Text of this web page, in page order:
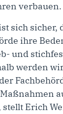
verbauen.
sich sicher,
ihre
und
werden
Erich